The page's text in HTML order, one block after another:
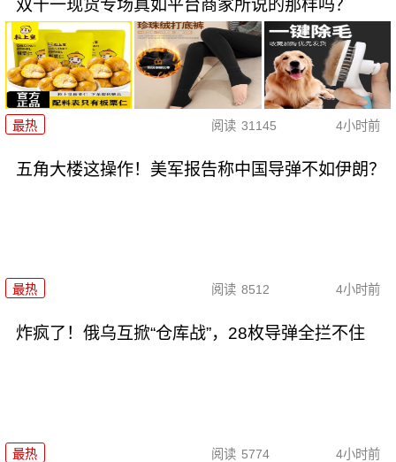
双十一现货专场真如平台商家所说的那样吗？
最热 阅读 31145 4小时前
五角大楼这操作！美军报告称中国导弹不如伊朗？
最热 阅读 8512 4小时前
炸疯了！俄乌互掀“仓库战”，28枚导弹全拦不住
最热 阅读 5774 4小时前